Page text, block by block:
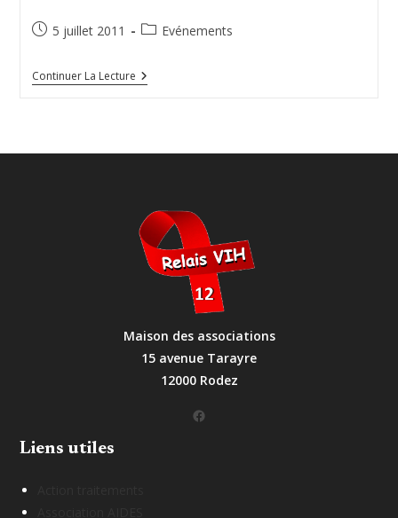
Publication
5 juillet 2011
PostEvénements
Continuer La LectureSoirée
Prévention
Maison des associations
15 avenue Tarayre
12000 Rodez
Facebook
Liens utiles